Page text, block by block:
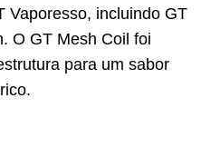
Vaporesso, incluindo GT
O GT Mesh Coil foi
para um sabor